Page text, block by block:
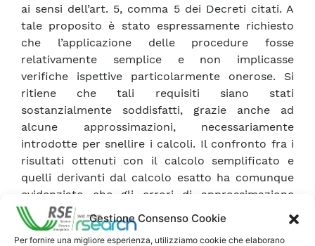
Gestione Consenso Cookie
Per fornire una migliore esperienza, utilizziamo cookie che elaborano
ai sensi dell’art. 5, comma 5 dei Decreti citati. A
tale proposito è stato espressamente richiesto
che l’applicazione delle procedure fosse
relativamente semplice e non implicasse
verifiche ispettive particolarmente onerose. Si
ritiene che tali requisiti siano stati
sostanzialmente soddisfatti, grazie anche ad
alcune approssimazioni, necessariamente
introdotte per snellire i calcoli. Il confronto fra i
risultati ottenuti con il calcolo semplificato e
quelli derivanti dal calcolo esatto ha comunque
evidenziato che gli errori di approssimazione
rimangono contenuti entro pochi punti
percentuali.